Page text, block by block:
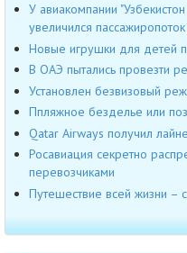
У авиакомпании
увеличился пассажиропоток
Новые игрушки для детей
В ОАЭ пытались провезти
Установлен безвизовый
Ппляжное безделье или
Qatar Airways получил
Росавиация секретно
перевозчиками
Путешествие всей жизни –